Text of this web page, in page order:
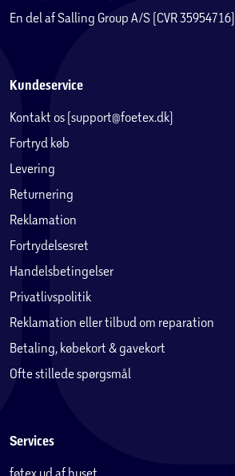
En del af Salling Group A/S (CVR 35954716)
Kundeservice
Kontakt os (support@foetex.dk)
Fortryd køb
Levering
Returnering
Reklamation
Fortrydelsesret
Handelsbetingelser
Privatlivspolitik
Reklamation eller tilbud om reparation
Betaling, købekort & gavekort
Ofte stillede spørgsmål
Services
føtex ud af huset